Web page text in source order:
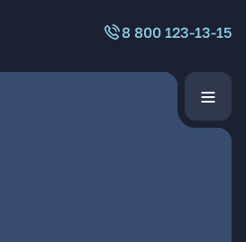
8 800 123-13-15